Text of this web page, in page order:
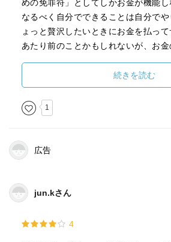
めの免罪符」としてしかお金が機能し
なるべく自分でできることは自分で
ょっと贅沢したいときにお金を払って
あたり前のことかもしれないが、お
良い機会を与えてくれたのでよかった。
続きを読む
1
広告
jun.kさん
4